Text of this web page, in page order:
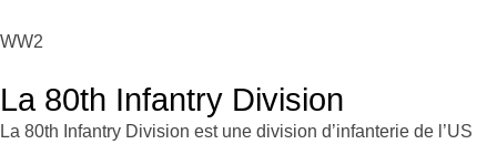
WW2
La 80th Infantry Division
La 80th Infantry Division est une division d’infanterie de l’US